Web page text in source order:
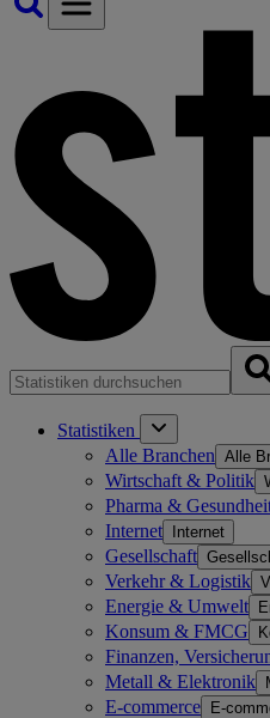
Statistiken
Alle Branchen Alle
Wirtschaft & Politik
Pharma &
Internet Internet
Gesellschaft
Verkehr & Logistik
Energie & Umwelt
Konsum & FMCG
Finanzen,
Metall & Elektronik
E-commerce E-